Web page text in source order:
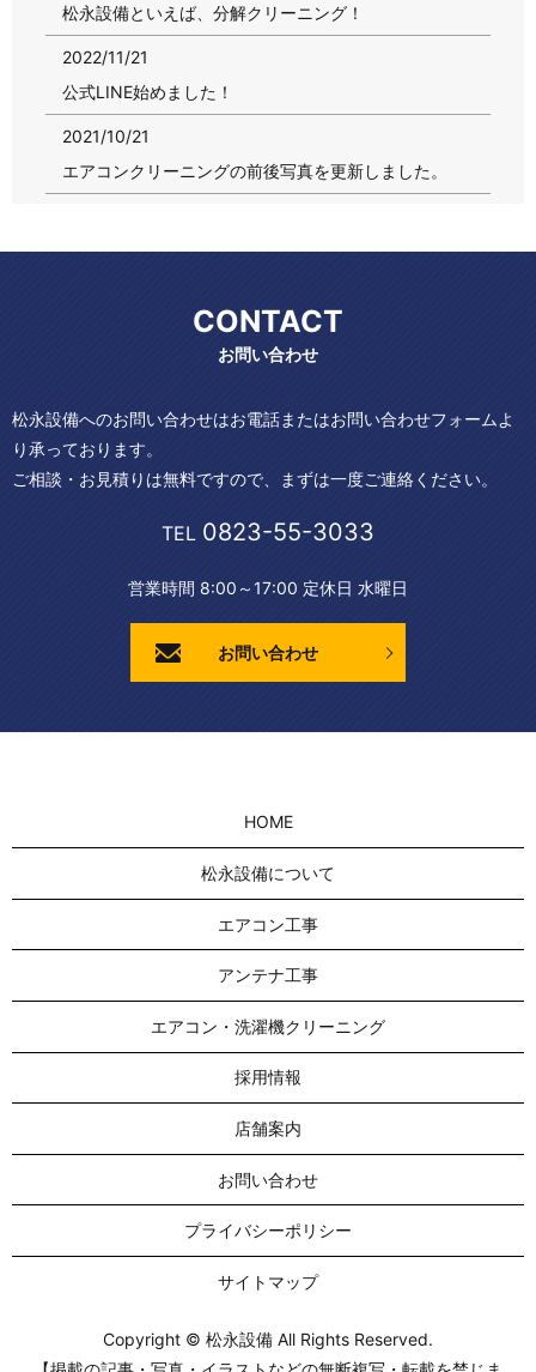
松永設備といえば、分解クリーニング！
2022/11/21
公式LINE始めました！
2021/10/21
エアコンクリーニングの前後写真を更新しました。
エアコンクリーニングキャンペーン中！！
松永設備のホームページを公開しました。
CONTACT
お問い合わせ
松永設備へのお問い合わせはお電話またはお問い合わせフォームよ
り承っております。
ご相談・お見積りは無料ですので、まずは一度ご連絡ください。
TEL 0823-55-3033
営業時間 8:00～17:00 定休日 水曜日
お問い合わせ
HOME
松永設備について
エアコン工事
アンテナ工事
エアコン・洗濯機クリーニング
採用情報
店舗案内
お問い合わせ
プライバシーポリシー
サイトマップ
Copyright © 松永設備 All Rights Reserved.